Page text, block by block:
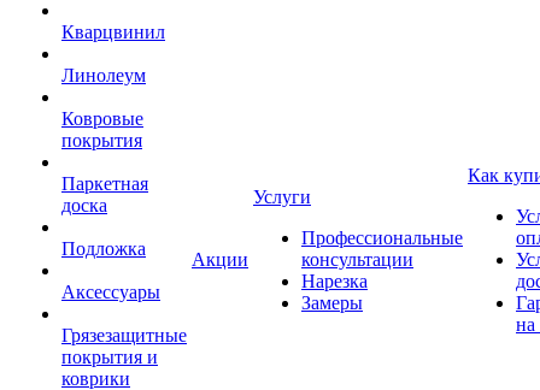
Кварцвинил
Линолеум
Ковровые
покрытия
Паркетная
доска
Подложка
Аксессуары
Грязезащитные
покрытия и
коврики
Акции
Услуги
Профессиональные
консультации
Нарезка
Замеры
Как
на